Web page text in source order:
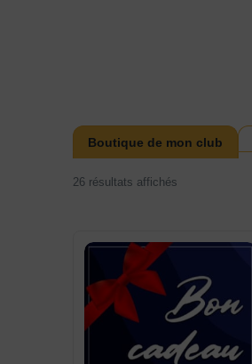
Boutique de mon club
26 résultats affichés